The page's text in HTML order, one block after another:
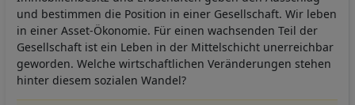
und bestimmen die Position in einer Gesellschaft. Wir leben
in einer Asset-Ökonomie. Für einen wachsenden Teil der
Gesellschaft ist ein Leben in der Mittelschicht unerreichbar
geworden. Welche wirtschaftlichen Veränderungen stehen
hinter diesem sozialen Wandel?